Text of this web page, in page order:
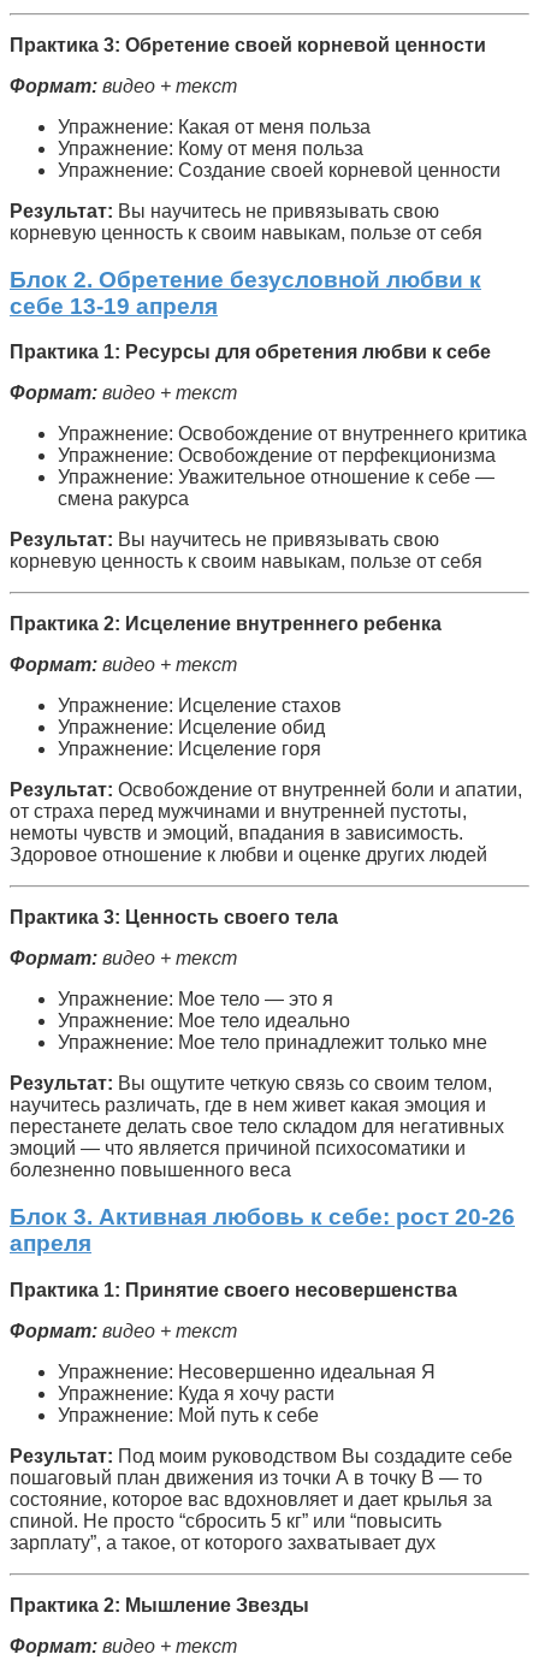
Практика 3: Обретение своей корневой ценности
Формат: видео + текст
Упражнение: Какая от меня польза
Упражнение: Кому от меня польза
Упражнение: Создание своей корневой ценности
Результат: Вы научитесь не привязывать свою
корневую ценность к своим навыкам, пользе от себя
Блок 2. Обретение безусловной любви к
себе 13-19 апреля
Практика 1: Ресурсы для обретения любви к себе
Формат: видео + текст
Упражнение: Освобождение от внутреннего критика
Упражнение: Освобождение от перфекционизма
Упражнение: Уважительное отношение к себе —
смена ракурса
Результат: Вы научитесь не привязывать свою
корневую ценность к своим навыкам, пользе от себя
Практика 2: Исцеление внутреннего ребенка
Формат: видео + текст
Упражнение: Исцеление стахов
Упражнение: Исцеление обид
Упражнение: Исцеление горя
Результат: Освобождение от внутренней боли и апатии,
от страха перед мужчинами и внутренней пустоты,
немоты чувств и эмоций, впадания в зависимость.
Здоровое отношение к любви и оценке других людей
Практика 3: Ценность своего тела
Формат: видео + текст
Упражнение: Мое тело — это я
Упражнение: Мое тело идеально
Упражнение: Мое тело принадлежит только мне
Результат: Вы ощутите четкую связь со своим телом,
научитесь различать, где в нем живет какая эмоция и
перестанете делать свое тело складом для негативных
эмоций — что является причиной психосоматики и
болезненно повышенного веса
Блок 3. Активная любовь к себе: рост 20-26
апреля
Практика 1: Принятие своего несовершенства
Формат: видео + текст
Упражнение: Несовершенно идеальная Я
Упражнение: Куда я хочу расти
Упражнение: Мой путь к себе
Результат: Под моим руководством Вы создадите себе
пошаговый план движения из точки А в точку В — то
состояние, которое вас вдохновляет и дает крылья за
спиной. Не просто “сбросить 5 кг” или “повысить
зарплату”, а такое, от которого захватывает дух
Практика 2: Мышление Звезды
Формат: видео + текст